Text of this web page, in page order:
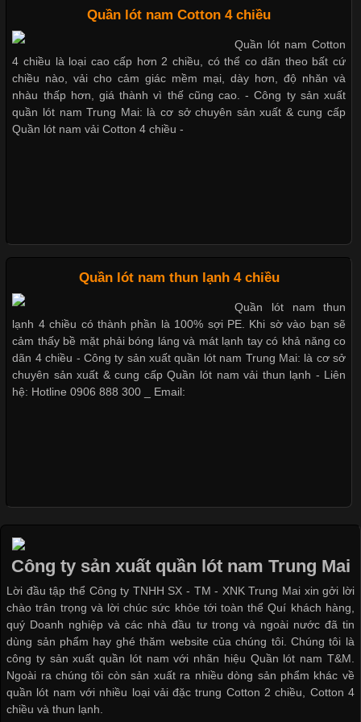
Chất Liệu Bamboo Xu Hướng Mới Trong Ngành Thời Trang
Cập nhật 2026-05-21 14:59:25
Trong những năm gần đây, vải Bamboo đang trở thành một
trong những chất liệu được yêu thích trong ngành thời trang
nhờ đặc tính mềm mại, thoáng khí và thân thiện với môi trường.
Không chỉ được ứng dụng trong quần áo thường ngày, loại vải
Cập nhật 2026-05-20 14:58:56
Vải thun là một trong những chất liệu được sử dụng rộng rãi
nhất trong ngành thời trang nhờ đặc tính co giãn, mềm mại và
thoải mái khi mặc. Từ áo thun, đồ thể thao cho đến đồ lót nam,
vải thun luôn đóng vai trò quan trọng trong quá trình sản xuất.
Hiện nay, nhu cầu tìm kiếm quần lót nam giá
Các Form Áo Thun Phổ Biến Hiện Nay Và Xu Hướng Trong
Ngành May Mặc Áo thun là một trong những trang phục quen
thuộc và được sử dụng phổ biến nhất hiện nay. Không chỉ đa
dạng về màu sắc hay chất liệu, áo thun còn có nhiều form dáng
khác nhau để phù hợp với từng phong cách thời trang và nhu
cầu
Khám Phá Áo Phông Trang Phục Phổ Biến Nhất Hiện Nay
Bộ sưu tập quần lót nam Boxer TpHCM
Dễ chịu hơn với quần lót nam giá rẻ vải Cotton 4 chiều
Quần lót nam Cotton 4 chiều
Quần lót nam Cotton
4 chiều là loại cao cấp hơn 2 chiều, có thể co dãn theo bất cứ
chiều nào, vải cho cảm giác mềm mại, dày hơn, độ nhăn và
nhàu thấp hơn, giá thành vì thế cũng cao. - Công ty sản xuất
quần lót nam Trung Mai: là cơ sở chuyên sản xuất & cung cấp
Quần lót nam vải Cotton 4 chiều -
Quần lót nam thun lạnh 4 chiều
Quần lót nam thun
lạnh 4 chiều có thành phần là 100% sợi PE. Khi sờ vào bạn sẽ
cảm thấy bề mặt phải bóng láng và mát lạnh tay có khả năng co
dãn 4 chiều - Công ty sản xuất quần lót nam Trung Mai: là cơ sở
chuyên sản xuất & cung cấp Quần lót nam vải thun lạnh - Liên
hệ: Hotline 0906 888 300 _ Email:
Công ty sản xuất quần lót nam Trung Mai
Lời đầu tập thể Công ty TNHH SX - TM - XNK Trung Mai xin gởi lời
chào trân trọng và lời chúc sức khỏe tới toàn thể Quí khách hàng,
quý Doanh nghiệp và các nhà đầu tư trong và ngoài nước đã tin
dùng sản phẩm hay ghé thăm website của chúng tôi. Chúng tôi là
công ty sản xuất quần lót nam với nhãn hiệu Quần lót nam T&M.
Ngoài ra chúng tôi còn sản xuất ra nhiều dòng sản phẩm khác về
quần lót nam với nhiều loại vải đặc trung Cotton 2 chiều, Cotton 4
chiều và thun lạnh.